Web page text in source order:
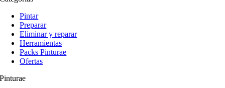
Pintar
Preparar
Eliminar y reparar
Herramientas
Packs Pinturae
Ofertas
Pinturae